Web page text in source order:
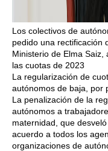
Los colectivos de
pedido una rectificación
Ministerio de Elma
las cuotas de 2023
La regularización de
autónomos de baja, por
La penalización de la
autónomos a
maternidad, que
acuerdo a todos los
organizaciones de